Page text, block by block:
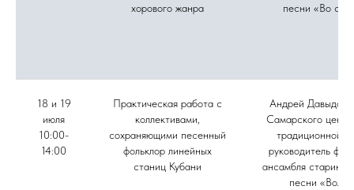
хорового жанра
песни «Во
18 и 19
июля
10:00-
14:00
Практическая работа с
коллективами,
сохраняющими песенный
фольклор линейных
станиц Кубани
Андрей Давыдов,
Самарского
традиционной
руководитель
ансамбля
песни